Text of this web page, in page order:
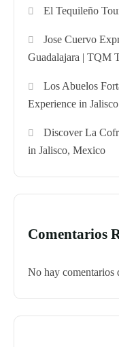
El Tequileño
Jose Cuervo
Guadalajara | TQM
Los Abuelos
Experience in Jalisco
Discover La
in Jalisco, Mexico
Comentarios
No hay comentarios